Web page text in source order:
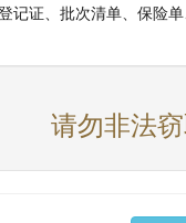
记证、批次清单、保险
请勿非法